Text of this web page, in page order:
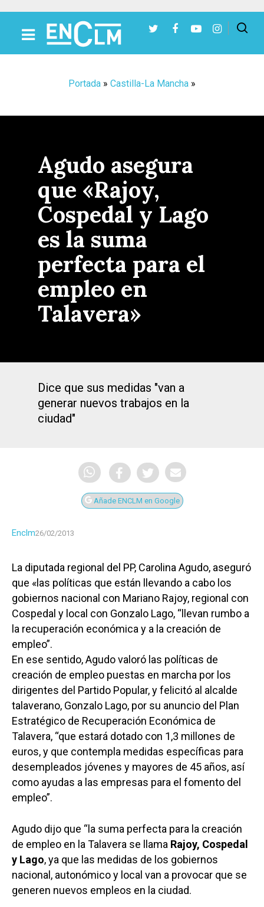
Portada » Castilla-La Mancha »
Agudo asegura
que «Rajoy,
Cospedal y Lago
es la suma
perfecta para el
empleo en
Talavera»
Dice que sus medidas "van a
generar nuevos trabajos en la
ciudad"
Añade ENCLM en Google
Enclm26/02/2013
La diputada regional del PP, Carolina Agudo, aseguró
que «las políticas que están llevando a cabo los
gobiernos nacional con Mariano Rajoy, regional con
Cospedal y local con Gonzalo Lago, “llevan rumbo a
la recuperación económica y a la creación de
empleo”.
En ese sentido, Agudo valoró las políticas de
creación de empleo puestas en marcha por los
dirigentes del Partido Popular, y felicitó al alcalde
talaverano, Gonzalo Lago, por su anuncio del Plan
Estratégico de Recuperación Económica de
Talavera, “que estará dotado con 1,3 millones de
euros, y que contempla medidas específicas para
desempleados jóvenes y mayores de 45 años, así
como ayudas a las empresas para el fomento del
empleo”.
Agudo dijo que “la suma perfecta para la creación
de empleo en la Talavera se llama Rajoy, Cospedal
y Lago, ya que las medidas de los gobiernos
nacional, autonómico y local van a provocar que se
generen nuevos empleos en la ciudad.